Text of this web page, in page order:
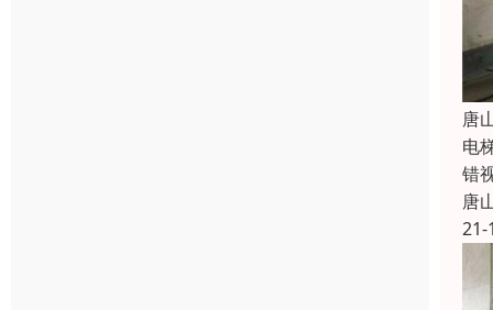
唐
电
错
唐
21-